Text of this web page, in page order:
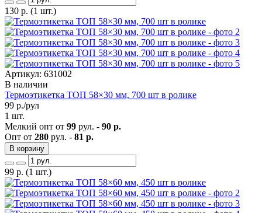
130 р. (1 шт.)
Артикул: 631002
В наличии
Термоэтикетка ТОП 58×30 мм, 700 шт в ролике
99 р./рул
1 шт.
Мелкий опт от 99 рул. - 90 р.
Опт от 280 рул. - 81 р.
В корзину
99 р. (1 шт.)